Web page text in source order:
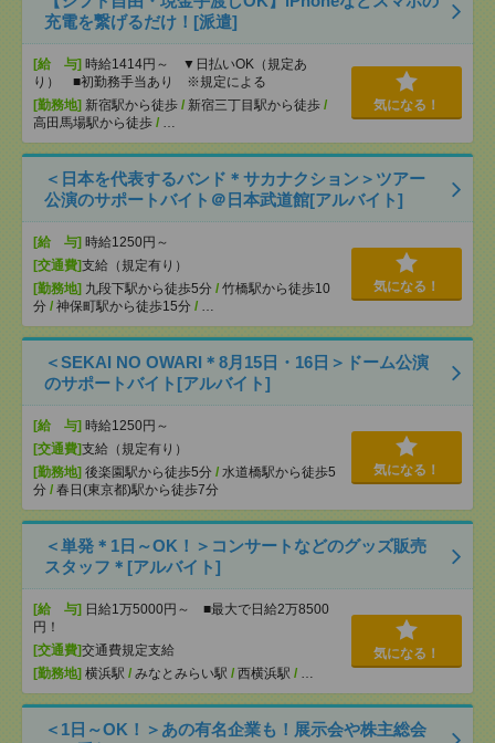
充電を繋げるだけ！[派遣]
[給 与] 時給1414円～ ▼日払いOK（規定あ
り） ■初勤務手当あり ※規定による
[勤務地] 新宿駅から徒歩 / 新宿三丁目駅から徒歩 /
高田馬場駅から徒歩 / …
気になる！
＜日本を代表するバンド＊サカナクション＞ツアー
公演のサポートバイト＠日本武道館[アルバイト]
[給 与] 時給1250円～
[交通費]支給（規定有り）
[勤務地] 九段下駅から徒歩5分 / 竹橋駅から徒歩10
分 / 神保町駅から徒歩15分 / …
気になる！
＜SEKAI NO OWARI＊8月15日・16日＞ドーム公演
のサポートバイト[アルバイト]
[給 与] 時給1250円～
[交通費]支給（規定有り）
[勤務地] 後楽園駅から徒歩5分 / 水道橋駅から徒歩5
分 / 春日(東京都)駅から徒歩7分
気になる！
＜単発＊1日～OK！＞コンサートなどのグッズ販売
スタッフ＊[アルバイト]
[給 与] 日給1万5000円～ ■最大で日給2万8500
円！
[交通費]交通費規定支給
[勤務地] 横浜駅 / みなとみらい駅 / 西横浜駅 / …
気になる！
＜1日～OK！＞あの有名企業も！展示会や株主総会